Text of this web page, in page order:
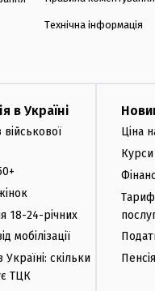
Технічна інформація
в Україні
18-24-річних
мобілізації
Україні: скільки
ТЦК
Ціна